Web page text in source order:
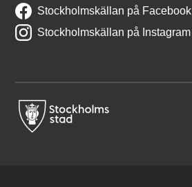
Stockholmskällan på Facebook
Stockholmskällan på Instagram